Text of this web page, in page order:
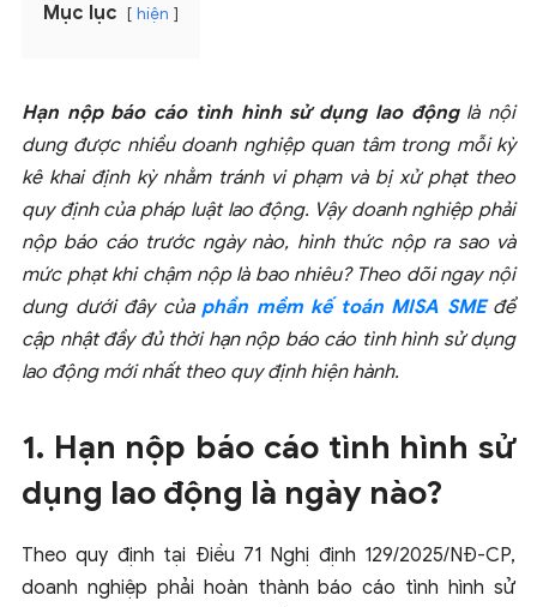
Mục lục hiện
Hạn nộp báo cáo tình hình sử dụng lao độnglà nội
dung được nhiều doanh nghiệp quan tâm trong mỗi kỳ
kê khai định kỳ nhằm tránh vi phạm và bị xử phạt theo
quy định của pháp luật lao động. Vậy doanh nghiệp phải
nộp báo cáo trước ngày nào, hình thức nộp ra sao và
mức phạt khi chậm nộp là bao nhiêu? Theo dõi ngay nội
dung dưới đây của phần mềm kế toán MISA SMEđể
cập nhật đầy đủ thời hạn nộp báo cáo tình hình sử dụng
lao động mới nhất theo quy định hiện hành.
1. Hạn nộp báo cáo tình hình sử
dụng lao động là ngày nào?
Theo quy định tại Điều 71 Nghị định 129/2025/NĐ-CP,
doanh nghiệp phải hoàn thành báo cáo tình hình sử